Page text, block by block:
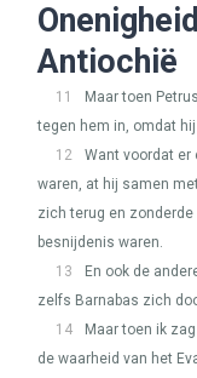
Antiochië
11
Maar toen
tegen hem in, omdat
12
Want voordat er
waren, at hij samen
zich terug en
besnijdenis waren.
13
En ook de
zelfs Barnabas zich
14
Maar toen ik
de waarheid van het